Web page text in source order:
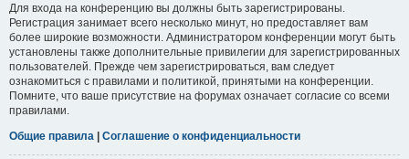
Для входа на конференцию вы должны быть зарегистрированы.
Регистрация занимает всего несколько минут, но предоставляет вам
более широкие возможности. Администратором конференции могут быть
установлены также дополнительные привилегии для зарегистрированных
пользователей. Прежде чем зарегистрироваться, вам следует
ознакомиться с правилами и политикой, принятыми на конференции.
Помните, что ваше присутствие на форумах означает согласие со всеми
правилами.
Общие правила | Соглашение о конфиденциальности